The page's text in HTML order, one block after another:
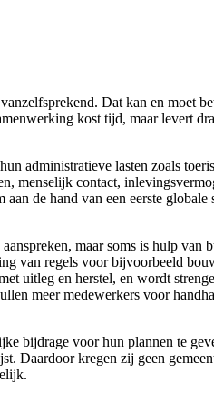
Dat kan en moet
kost tijd, maar levert
administratieve lasten zoals
menselijk contact,
de hand van een eerste globale
maar soms is hulp van
van regels voor bijvoorbeeld
uitleg en herstel, en wordt
meer medewerkers voor
bijdrage voor hun plannen te
Daardoor kregen zij geen